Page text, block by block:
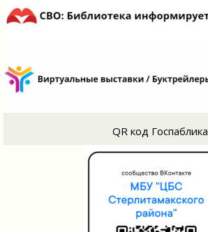
QR код Госпаблика